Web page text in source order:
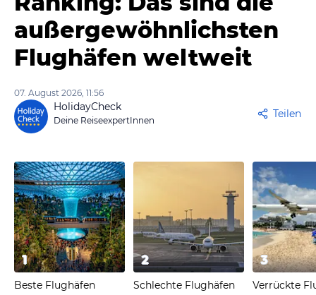
außergewöhnlichsten
Flughäfen weltweit
07. August 2026, 11:56
HolidayCheck
Deine ReiseexpertInnen
Teilen
1
Beste Flughäfen
2
Schlechte Flughäfen
3
Verrückte